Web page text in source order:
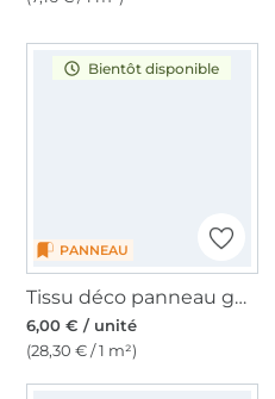
PANNEAU
Bientôt disponible
Tissu déco panneau gobelin maritime, 46x46 cm
6,00 € / unité
(28,30 € / 1 m²)